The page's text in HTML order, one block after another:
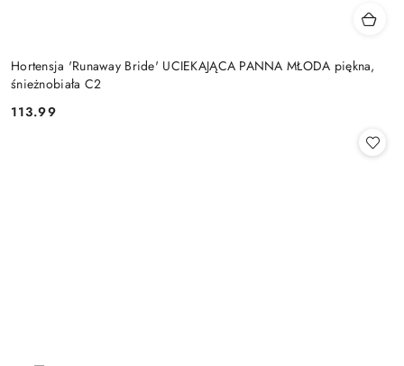
Hortensja 'Runaway Bride' UCIEKAJĄCA PANNA MŁODA piękna,
śnieżnobiała C2
Cena:
113.99